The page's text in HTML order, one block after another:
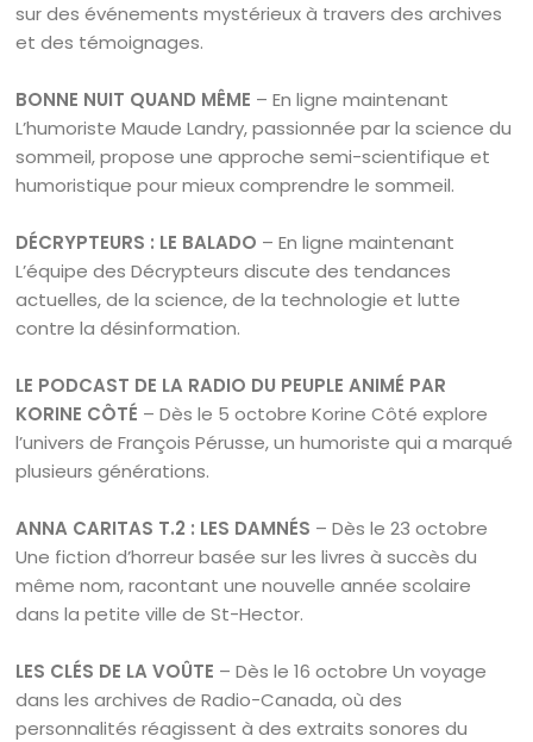
sur des événements mystérieux à travers des archives
et des témoignages.
BONNE NUIT QUAND MÊME – En ligne maintenant
L’humoriste Maude Landry, passionnée par la science du
sommeil, propose une approche semi-scientifique et
humoristique pour mieux comprendre le sommeil.
DÉCRYPTEURS : LE BALADO – En ligne maintenant
L’équipe des Décrypteurs discute des tendances
actuelles, de la science, de la technologie et lutte
contre la désinformation.
LE PODCAST DE LA RADIO DU PEUPLE ANIMÉ PAR
KORINE CÔTÉ – Dès le 5 octobre Korine Côté explore
l’univers de François Pérusse, un humoriste qui a marqué
plusieurs générations.
ANNA CARITAS T.2 : LES DAMNÉS – Dès le 23 octobre
Une fiction d’horreur basée sur les livres à succès du
même nom, racontant une nouvelle année scolaire
dans la petite ville de St-Hector.
LES CLÉS DE LA VOÛTE – Dès le 16 octobre Un voyage
dans les archives de Radio-Canada, où des
personnalités réagissent à des extraits sonores du